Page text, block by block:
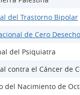
del Trastorno Bipolar
de Cero
del Psiquiatra
contra el Cáncer de
del Nacimiento de